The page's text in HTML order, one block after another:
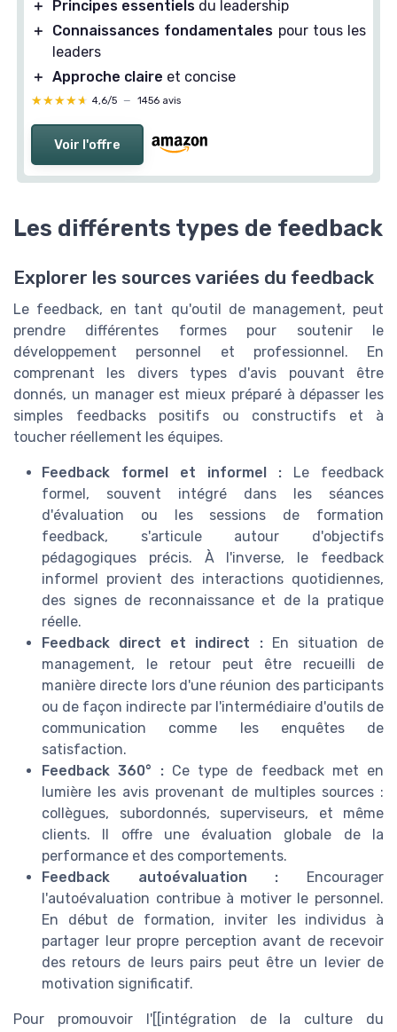
＋ Principes essentiels du leadership
＋
Connaissances fondamentales pour tous les
leaders
＋ Approche claire et concise
★★★★★
★★★★★ 4,6/5 — 1456 avis
Voir l'offre
Les différents types de feedback
Explorer les sources variées du feedback
Le feedback, en tant qu'outil de management, peut
prendre différentes formes pour soutenir le
développement personnel et professionnel. En
comprenant les divers types d'avis pouvant être
donnés, un manager est mieux préparé à dépasser les
simples feedbacks positifs ou constructifs et à
toucher réellement les équipes.
Feedback formel et informel : Le feedback
formel, souvent intégré dans les séances
d'évaluation ou les sessions de formation
feedback, s'articule autour d'objectifs
pédagogiques précis. À l'inverse, le feedback
informel provient des interactions quotidiennes,
des signes de reconnaissance et de la pratique
réelle.
Feedback direct et indirect :En situation de
management, le retour peut être recueilli de
manière directe lors d'une réunion des participants
ou de façon indirecte par l'intermédiaire d'outils de
communication comme les enquêtes de
satisfaction.
Feedback 360° :Ce type de feedback met en
lumière les avis provenant de multiples sources :
collègues, subordonnés, superviseurs, et même
clients. Il offre une évaluation globale de la
performance et des comportements.
Feedback autoévaluation : Encourager
l'autoévaluation contribue à motiver le personnel.
En début de formation, inviter les individus à
partager leur propre perception avant de recevoir
des retours de leurs pairs peut être un levier de
motivation significatif.
Pour promouvoir l'[[intégration de la culture du